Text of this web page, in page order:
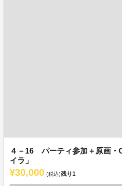
４－16 パーティ参加＋原画・
イラ」
¥30,000 (税込)残り1